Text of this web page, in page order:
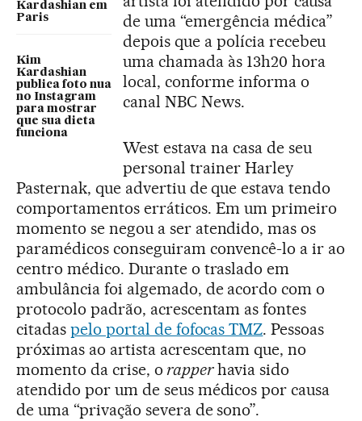
Kardashian em
Paris
Kim
Kardashian
publica foto nua
no Instagram
para mostrar
que sua dieta
funciona
de uma “emergência médica”
depois que a polícia recebeu
uma chamada às 13h20 hora
local, conforme informa o
canal NBC News.
West estava na casa de seu
personal trainer Harley
Pasternak, que advertiu de que estava tendo
comportamentos erráticos. Em um primeiro
momento se negou a ser atendido, mas os
paramédicos conseguiram convencê-lo a ir ao
centro médico. Durante o traslado em
ambulância foi algemado, de acordo com o
protocolo padrão, acrescentam as fontes
citadas pelo portal de fofocas TMZ. Pessoas
próximas ao artista acrescentam que, no
momento da crise, o rapperhavia sido
atendido por um de seus médicos por causa
de uma “privação severa de sono”.